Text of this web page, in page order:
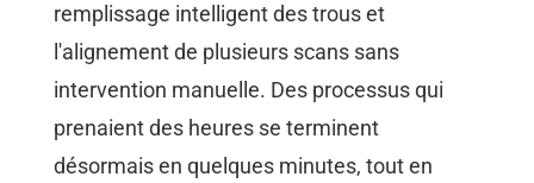
remplissage intelligent des trous et
l'alignement de plusieurs scans sans
intervention manuelle. Des processus qui
prenaient des heures se terminent
désormais en quelques minutes, tout en